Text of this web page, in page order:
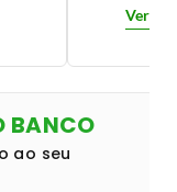
Ver
BANCO
ao seu